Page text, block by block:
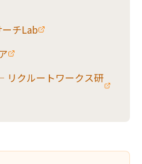
チLab
リクルートワークス研